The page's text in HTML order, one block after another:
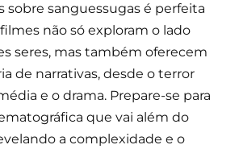
sobre sanguessugas é perfeita
filmes não só exploram o lado
seres, mas também oferecem
de narrativas, desde o terror
e o drama. Prepare-se para
que vai além do
a complexidade e o